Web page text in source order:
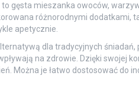
gęsta mieszanka owoców,
różnorodnymi dodatkami,
apetycznie.
dla tradycyjnych
na zdrowie. Dzięki swojej
Można je łatwo dostosować do